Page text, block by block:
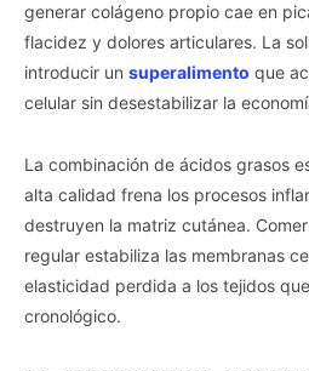
generar colágeno propio cae en
flacidez y dolores articulares. La
introducir un superalimento que
celular sin desestabilizar la
La combinación de ácidos grasos
alta calidad frena los procesos
destruyen la matriz cutánea. Comer
regular estabiliza las membranas
elasticidad perdida a los tejidos
cronológico.